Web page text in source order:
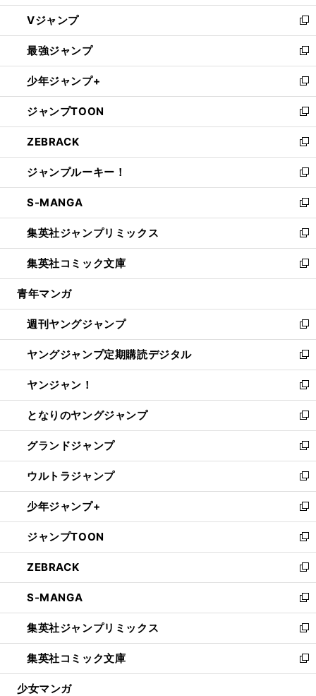
ウ
ィ
ン
ド
ウ
で
開
く
し
い
ウ
ィ
ン
ド
ウ
で
開
く
Vジャンプ
新
し
い
ウ
ィ
ン
ド
ウ
で
開
く
最強ジャンプ
新
し
い
ウ
ィ
ン
ド
ウ
で
開
く
少年ジャンプ+
新
し
い
ウ
ィ
ン
ド
ウ
で
開
く
ジャンプTOON
新
し
い
ウ
ィ
ン
ド
ウ
で
開
く
ZEBRACK
新
し
い
ウ
ィ
ン
ド
ウ
で
開
ジャンプルーキー！
新
し
い
ウ
ィ
ン
ド
ウ
開
く
S-MANGA
新
し
い
ウ
ィ
ン
ウ
で
開
く
集英社ジャンプリミックス
新
し
い
ウ
ン
ド
ウ
で
開
く
集英社コミック文庫
新
し
ウ
ィ
ン
ド
ウ
で
開
く
青年マンガ
週刊ヤングジャンプ
新
し
い
ウ
ィ
ン
ド
ウ
で
開
く
ヤングジャンプ定期購読デジタル
新
し
い
ウ
ィ
ン
ド
ウ
で
開
く
ヤンジャン！
新
し
い
ウ
ィ
ン
ド
ウ
で
開
く
となりのヤングジャンプ
新
し
い
ウ
ィ
ン
ド
ウ
で
開
く
グランドジャンプ
新
し
い
ウ
ィ
ン
ド
ウ
で
開
く
ウルトラジャンプ
新
し
い
ウ
ィ
ン
ド
ウ
で
開
く
少年ジャンプ+
新
し
い
ウ
ィ
ン
ド
ウ
で
開
く
ジャンプTOON
新
し
い
ウ
ィ
ン
ド
ウ
で
開
ZEBRACK
新
し
い
ウ
ィ
ン
ド
ウ
S-MANGA
新
し
い
ウ
ィ
ン
集英社ジャンプリミックス
新
し
い
ウ
集英社コミック文庫
新
し
少女マンガ